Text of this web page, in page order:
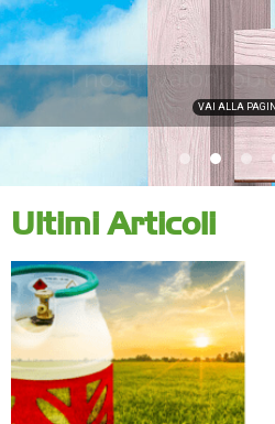
VAI ALLA
I nostri valori,
Ultimi Articoli